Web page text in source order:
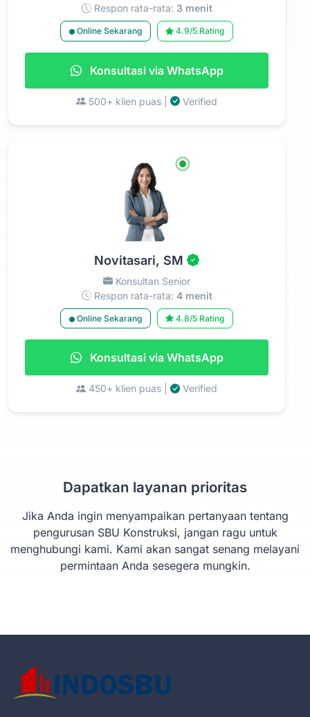
Respon rata-rata: 3 menit
Online Sekarang 4.9/5 Rating
Konsultasi via WhatsApp
500+ klien puas | Verified
Novitasari, SM
Konsultan Senior
Respon rata-rata: 4 menit
Online Sekarang 4.8/5 Rating
Konsultasi via WhatsApp
450+ klien puas | Verified
Dapatkan layanan prioritas
Jika Anda ingin menyampaikan pertanyaan tentang
pengurusan SBU Konstruksi, jangan ragu untuk
menghubungi kami. Kami akan sangat senang melayani
permintaan Anda sesegera mungkin.